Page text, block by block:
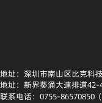
地址：深圳市南山区比克科
地址：新界葵涌大連排道42-
联系电话：0755-86570850